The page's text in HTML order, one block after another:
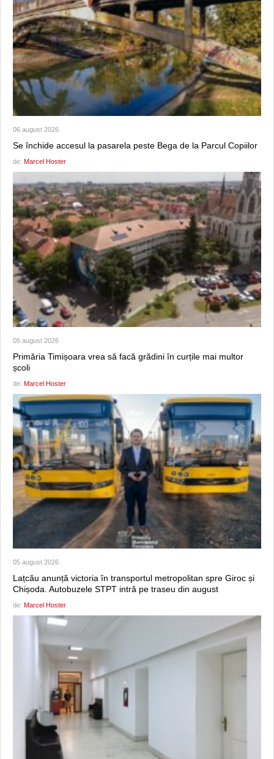
06 august 2026
Se închide accesul la pasarela peste Bega de la Parcul Copiilor
de: Marcel Hoster
05 august 2026
Primăria Timișoara vrea să facă grădini în curțile mai multor
școli
de: Marcel Hoster
05 august 2026
Lațcău anunță victoria în transportul metropolitan spre Giroc și
Chișoda. Autobuzele STPT intră pe traseu din august
de: Marcel Hoster